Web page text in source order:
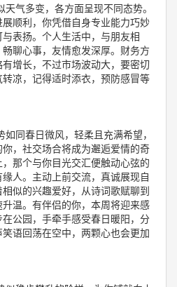
天气多变，各方面呈现不同态势。
顺利，你凭借自身专业能力巧妙
表扬。个人生活中，与朋友相
聊心事，友情愈发深厚。财务方
增长，不过市场波动大，要密切
凉，记得适时添衣，预防感冒等
如同春日微风，轻柔且充满希望，
，社交场合将成为邂逅爱情的奇
那个与你目光交汇便触动心弦的
人。主动上前交流，真诚展现自
似的兴趣爱好，从诗词歌赋聊到
温。有伴侣的你，本周将迎来感
公园，手牵手感受春日暖阳，分
语回荡在空中，两颗心也会更加